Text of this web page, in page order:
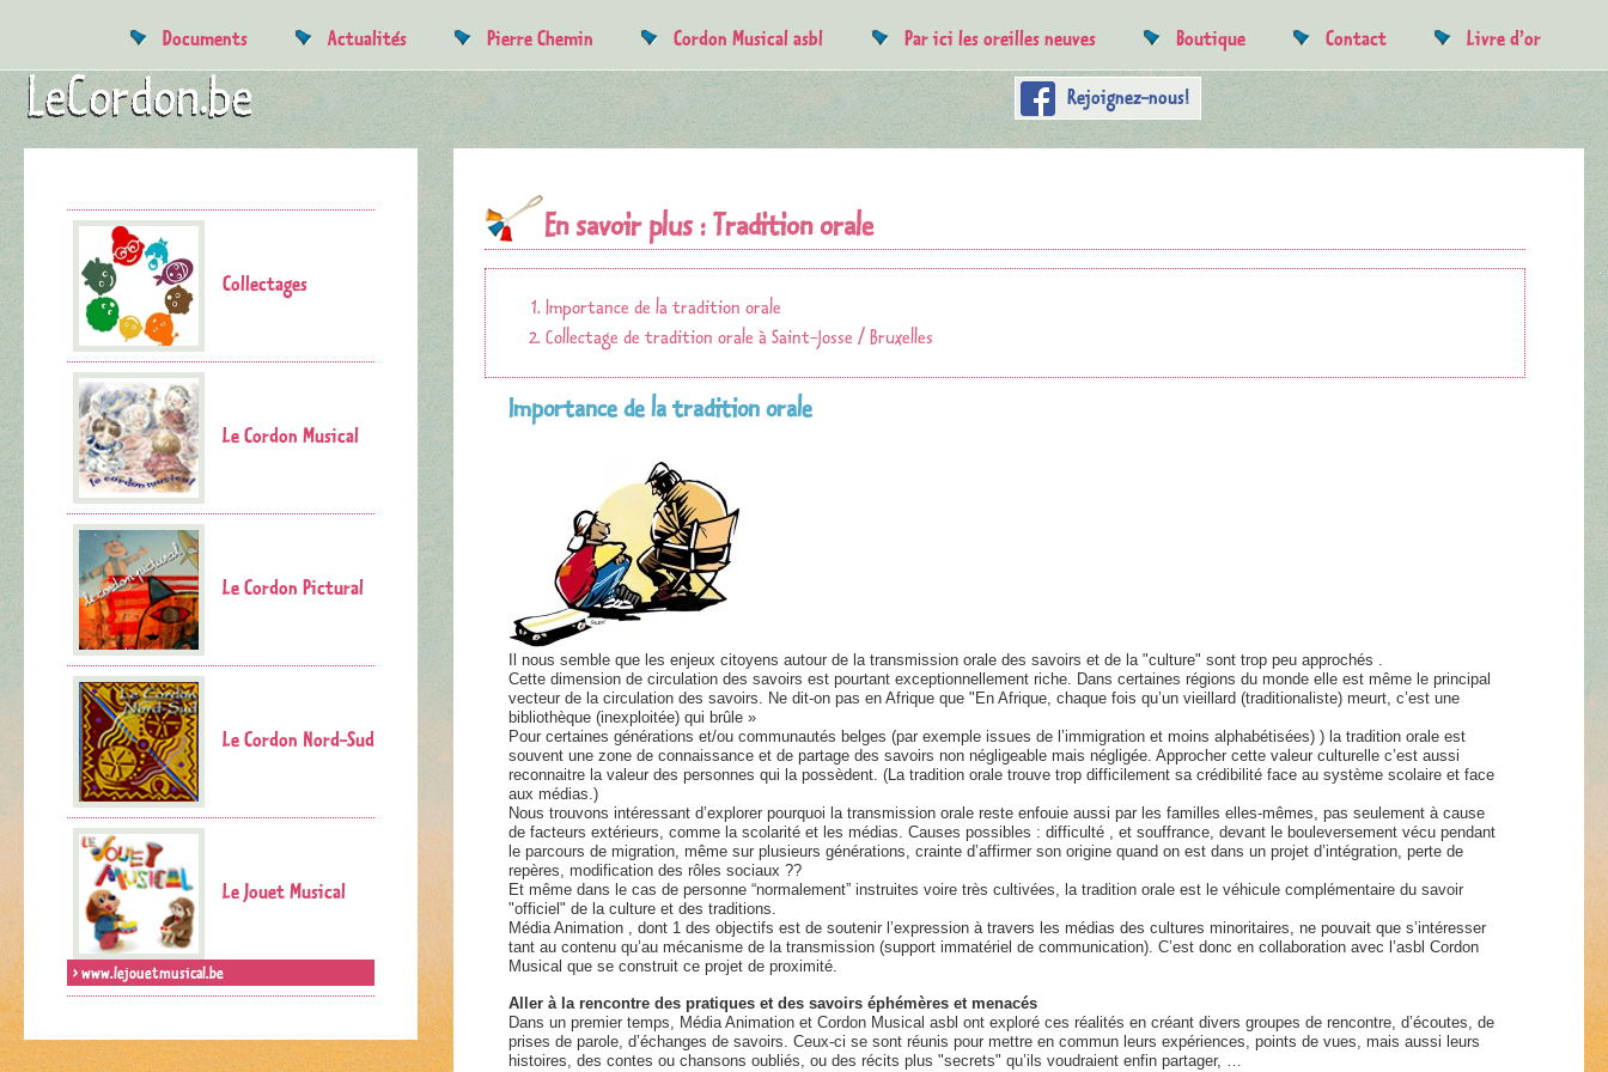
Rejoignez-nous!
Documents Actualités Pierre Chemin Cordon Musical asbl Par ici les oreilles neuves Boutique Contact Livre d’or
Collectages
Le Cordon Musical
Le Cordon Pictural
Le Cordon Nord-Sud
Le Jouet Musical
> www.lejouetmusical.be
En savoir plus : Tradition orale
Importance de la tradition orale
Collectage de tradition orale à Saint-Josse / Bruxelles
Importance de la tradition orale
Il nous semble que les enjeux citoyens autour de la transmission orale des savoirs et de la "culture" sont trop peu approchés .
Cette dimension de circulation des savoirs est pourtant exceptionnellement riche. Dans certaines régions du monde elle est même le principal
vecteur de la circulation des savoirs. Ne dit-on pas en Afrique que "En Afrique, chaque fois qu’un vieillard (traditionaliste) meurt, c’est une
bibliothèque (inexploitée) qui brûle »
Pour certaines générations et/ou communautés belges (par exemple issues de l’immigration et moins alphabétisées) ) la tradition orale est
souvent une zone de connaissance et de partage des savoirs non négligeable mais négligée. Approcher cette valeur culturelle c’est aussi
reconnaitre la valeur des personnes qui la possèdent. (La tradition orale trouve trop difficilement sa crédibilité face au système scolaire et face
aux médias.)
Nous trouvons intéressant d’explorer pourquoi la transmission orale reste enfouie aussi par les familles elles-mêmes, pas seulement à cause
de facteurs extérieurs, comme la scolarité et les médias. Causes possibles : difficulté , et souffrance, devant le bouleversement vécu pendant
le parcours de migration, même sur plusieurs générations, crainte d’affirmer son origine quand on est dans un projet d’intégration, perte de
repères, modification des rôles sociaux ??
Et même dans le cas de personne “normalement” instruites voire très cultivées, la tradition orale est le véhicule complémentaire du savoir
"officiel" de la culture et des traditions.
Média Animation , dont 1 des objectifs est de soutenir l’expression à travers les médias des cultures minoritaires, ne pouvait que s’intéresser
tant au contenu qu’au mécanisme de la transmission (support immatériel de communication). C’est donc en collaboration avec l’asbl Cordon
Musical que se construit ce projet de proximité.
Aller à la rencontre des pratiques et des savoirs éphémères et menacés
Dans un premier temps, Média Animation et Cordon Musical asbl ont exploré ces réalités en créant divers groupes de rencontre, d’écoutes, de
prises de parole, d’échanges de savoirs. Ceux-ci se sont réunis pour mettre en commun leurs expériences, points de vues, mais aussi leurs
histoires, des contes ou chansons oubliés, ou des récits plus "secrets" qu’ils voudraient enfin partager, …